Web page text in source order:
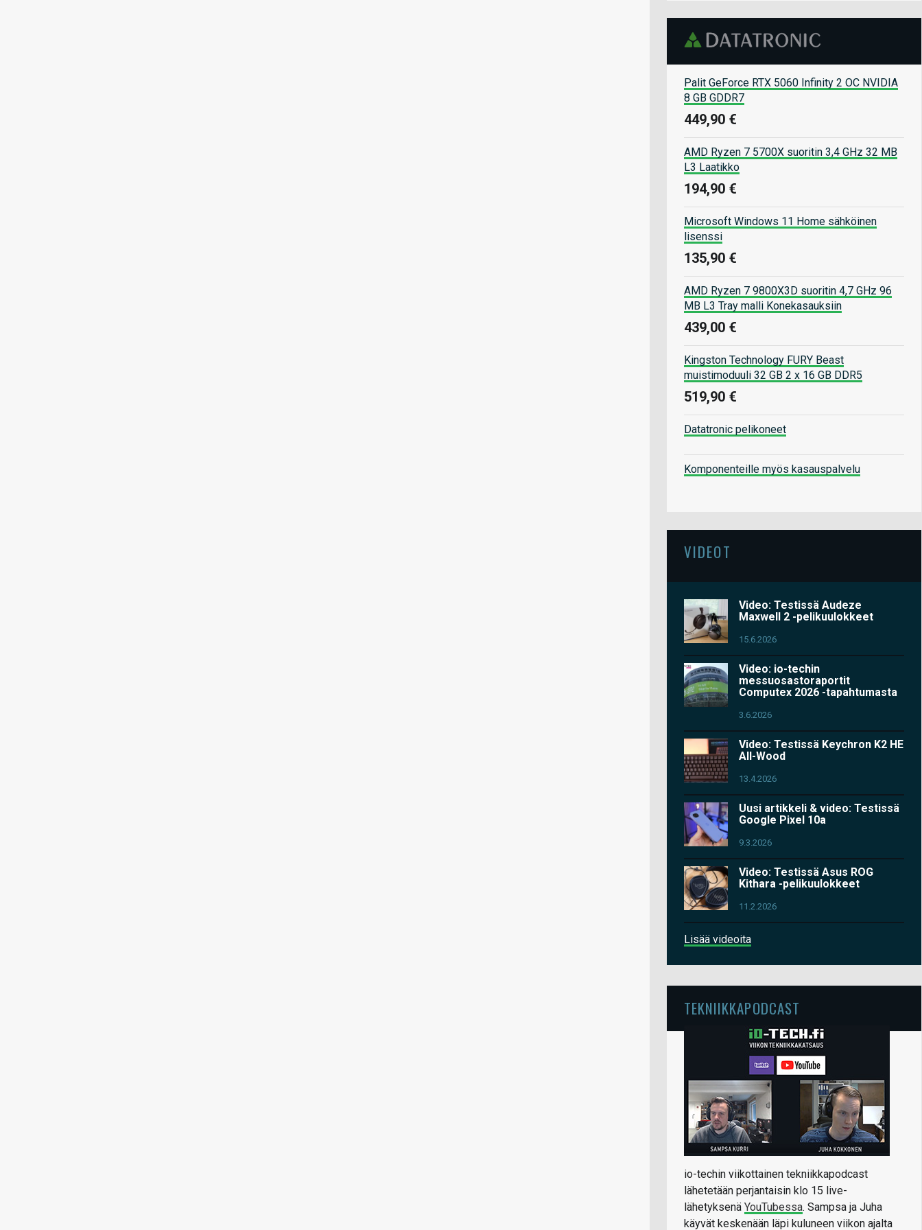
Palit GeForce RTX 5060 Infinity 2 OC NVIDIA
8 GB GDDR7
449,90 €
AMD Ryzen 7 5700X suoritin 3,4 GHz 32 MB
L3 Laatikko
194,90 €
Microsoft Windows 11 Home sähköinen
lisenssi
135,90 €
AMD Ryzen 7 9800X3D suoritin 4,7 GHz 96
MB L3 Tray malli Konekasauksiin
439,00 €
Kingston Technology FURY Beast
muistimoduuli 32 GB 2 x 16 GB DDR5
519,90 €
Datatronic pelikoneet
Komponenteille myös kasauspalvelu
VIDEOT
Video: Testissä Audeze
Maxwell 2 -pelikuulokkeet
15.6.2026
Video: io-techin
messuosastoraportit
Computex 2026 -tapahtumasta
3.6.2026
Video: Testissä Keychron K2 HE
All-Wood
13.4.2026
Uusi artikkeli & video: Testissä
Google Pixel 10a
9.3.2026
Video: Testissä Asus ROG
Kithara -pelikuulokkeet
11.2.2026
Lisää videoita
TEKNIIKKAPODCAST
io-techin viikottainen tekniikkapodcast
lähetetään perjantaisin klo 15 live-
lähetyksenä YouTubessa. Sampsa ja Juha
käyvät keskenään läpi kuluneen viikon ajalta